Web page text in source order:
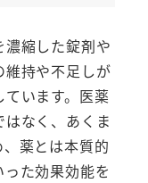
縮した錠剤や
維持や不足しが
います。医薬
なく、あくま
薬とは本質的
た効果効能を